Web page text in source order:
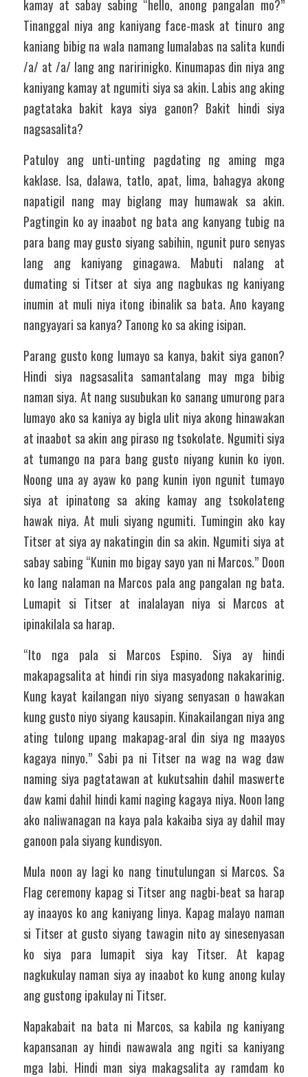
kamay at sabay sabing “hello, anong pangalan mo?”
Tinanggal niya ang kaniyang face-mask at tinuro ang
kaniang bibig na wala namang lumalabas na salita kundi
/a/ at /a/ lang ang naririnigko. Kinumapas din niya ang
kaniyang kamay at ngumiti siya sa akin. Labis ang aking
pagtataka bakit kaya siya ganon? Bakit hindi siya
nagsasalita?
Patuloy ang unti-unting pagdating ng aming mga
kaklase. Isa, dalawa, tatlo, apat, lima, bahagya akong
napatigil nang may biglang may humawak sa akin.
Pagtingin ko ay inaabot ng bata ang kanyang tubig na
para bang may gusto siyang sabihin, ngunit puro senyas
lang ang kaniyang ginagawa. Mabuti nalang at
dumating si Titser at siya ang nagbukas ng kaniyang
inumin at muli niya itong ibinalik sa bata. Ano kayang
nangyayari sa kanya? Tanong ko sa aking isipan.
Parang gusto kong lumayo sa kanya, bakit siya ganon?
Hindi siya nagsasalita samantalang may mga bibig
naman siya. At nang susubukan ko sanang umurong para
lumayo ako sa kaniya ay bigla ulit niya akong hinawakan
at inaabot sa akin ang piraso ng tsokolate. Ngumiti siya
at tumango na para bang gusto niyang kunin ko iyon.
Noong una ay ayaw ko pang kunin iyon ngunit tumayo
siya at ipinatong sa aking kamay ang tsokolateng
hawak niya. At muli siyang ngumiti. Tumingin ako kay
Titser at siya ay nakatingin din sa akin. Ngumiti siya at
sabay sabing “Kunin mo bigay sayo yan ni Marcos.” Doon
ko lang nalaman na Marcos pala ang pangalan ng bata.
Lumapit si Titser at inalalayan niya si Marcos at
ipinakilala sa harap.
“Ito nga pala si Marcos Espino. Siya ay hindi
makapagsalita at hindi rin siya masyadong nakakarinig.
Kung kayat kailangan niyo siyang senyasan o hawakan
kung gusto niyo siyang kausapin. Kinakailangan niya ang
ating tulong upang makapag-aral din siya ng maayos
kagaya ninyo.” Sabi pa ni Titser na wag na wag daw
naming siya pagtatawan at kukutsahin dahil maswerte
daw kami dahil hindi kami naging kagaya niya. Noon lang
ako naliwanagan na kaya pala kakaiba siya ay dahil may
ganoon pala siyang kundisyon.
Mula noon ay lagi ko nang tinutulungan si Marcos. Sa
Flag ceremony kapag si Titser ang nagbi-beat sa harap
ay inaayos ko ang kaniyang linya. Kapag malayo naman
si Titser at gusto siyang tawagin nito ay sinesenyasan
ko siya para lumapit siya kay Titser. At kapag
nagkukulay naman siya ay inaabot ko kung anong kulay
ang gustong ipakulay ni Titser.
Napakabait na bata ni Marcos, sa kabila ng kaniyang
kapansanan ay hindi nawawala ang ngiti sa kaniyang
mga labi. Hindi man siya makagsalita ay ramdam ko